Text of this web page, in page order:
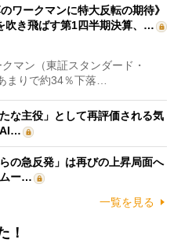
ワークマンに特大反転の期待》
吹き飛ばす第1四半期決算、…
マン（東証スタンダード・
まりで約34％下落…
な主役」として再評価される気
AI…
の急反発」は再びの上昇局面へ
ー…
一覧を見る
！